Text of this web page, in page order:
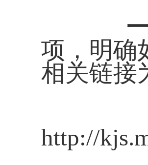
项，明确
相关链接
http://